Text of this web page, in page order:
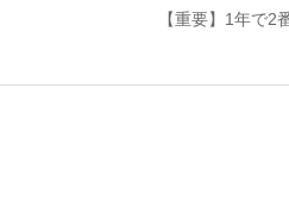
【重要】1年で2